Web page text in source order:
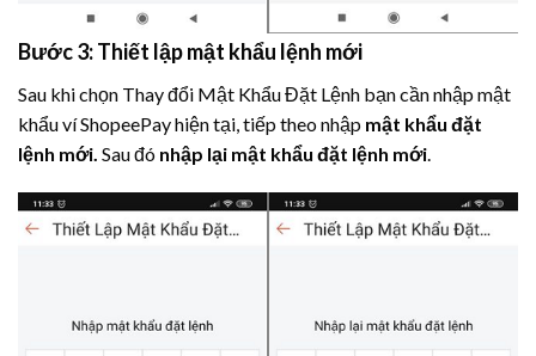
Bước 3: Thiết lập mật khẩu lệnh mới
Sau khi chọn Thay đổi Mật Khẩu Đặt Lệnh bạn cần nhập mật
khẩu ví ShopeePay hiện tại, tiếp theo nhập mật khẩu đặt
lệnh mới. Sau đó nhập lại mật khẩu đặt lệnh mới